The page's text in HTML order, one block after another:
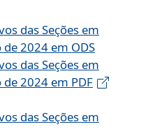
das Seções em
2024 em ODS
das Seções em
2024 em PDF
das Seções em